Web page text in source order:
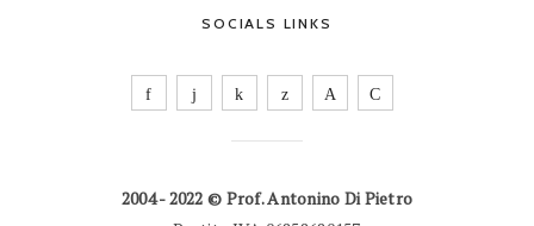
SOCIALS LINKS
2004 - 2022 © Prof. Antonino Di Pietro